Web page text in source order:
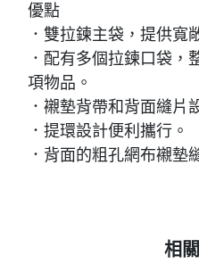
優點
．雙拉鍊主袋，提供寬
．配有多個拉鍊口袋，
項物品。
．襯墊背帶和背面縫片
．提環設計便利攜行。
．背面的粗孔網布襯墊
相